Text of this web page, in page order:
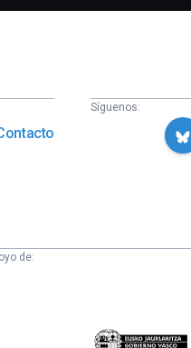
Síguenos:
de:
Eusko